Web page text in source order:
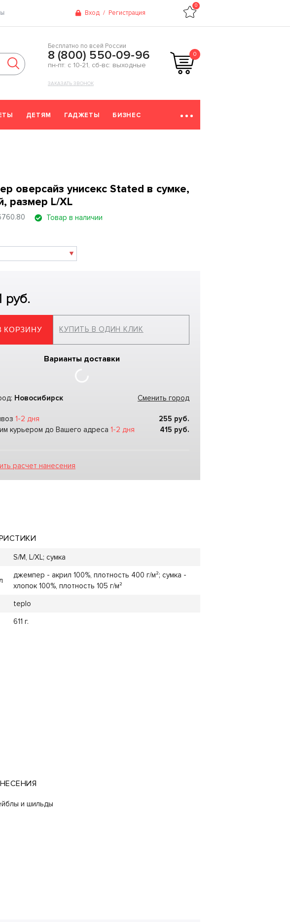
Вход / Регистрация
0
Бесплатно по всей России
8 (800) 550-09-96
пн-пт: с 10-21, сб-вс: выходные
ЗАКАЗАТЬ ЗВОНОК
0
ДЕТЯМ ГАДЖЕТЫ БИЗНЕС
оверсайз унисекс Stated в сумке,
размер L/XL
Товар в наличии
руб.
КОРЗИНУ КУПИТЬ В ОДИН КЛИК
Варианты доставки
Новосибирск Сменить город
1-2 дня 255 руб.
курьером до Вашего адреса 1-2 дня 415 руб.
расчет нанесения
S/M, L/XL; сумка
джемпер - акрил 100%, плотность 400 г/м²; сумка -
хлопок 100%, плотность 105 г/м²
teplo
611 г.
и шильды